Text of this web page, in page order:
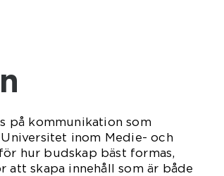
på kommunikation som
inom Medie- och
hur budskap bäst formas,
skapa innehåll som är både